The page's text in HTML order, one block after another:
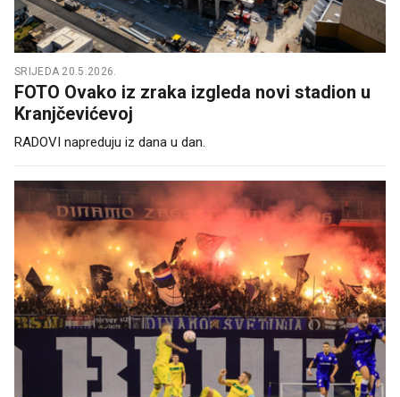
SRIJEDA 20.5.2026.
FOTO Ovako iz zraka izgleda novi stadion u
Kranjčevićevoj
RADOVI napreduju iz dana u dan.